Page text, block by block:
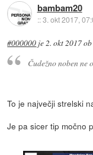
bambam20
::3. okt 2017,
#000000 je2. okt 2017
Čudežno noben ne
To je največji strelski
Je pa sicer tip močno